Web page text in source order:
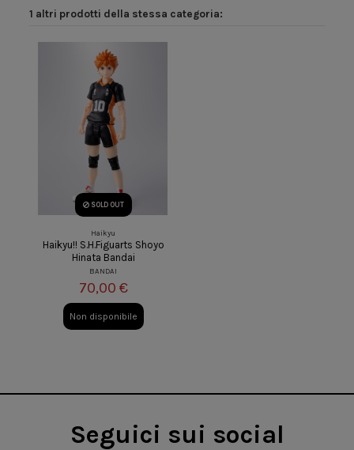
1 altri prodotti della stessa categoria:
SOLD OUT
Haikyu
Haikyu!! S.H.Figuarts Shoyo
Hinata Bandai
BANDAI
70,00 €
Non disponibile
Seguici sui social